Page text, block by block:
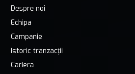
Despre noi
Echipa
Campanie
Istoric tranzacții
Cariera